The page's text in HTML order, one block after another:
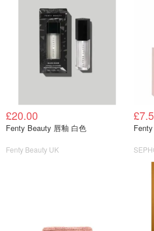
£20.00
Fenty Beauty 唇釉 白色
Fenty Beauty UK